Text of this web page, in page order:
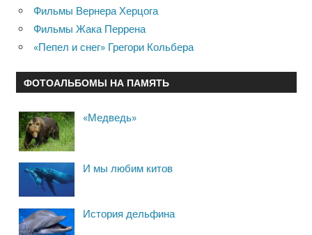
Фильмы Вернера Херцога
Фильмы Жака Перрена
«Пепел и снег» Грегори Кольбера
ФОТОАЛЬБОМЫ НА ПАМЯТЬ
«Медведь»
И мы любим китов
История дельфина